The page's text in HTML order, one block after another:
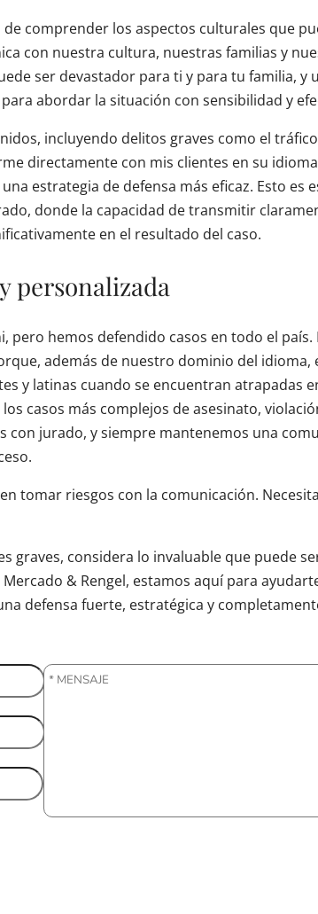
comprender los aspectos culturales que
con nuestra cultura, nuestras familias y
ser devastador para ti y para tu familia, y
abordar la situación con sensibilidad y
incluyendo delitos graves como el
directamente con mis clientes en su
estrategia de defensa más eficaz. Esto es
donde la capacidad de transmitir
en el resultado del caso.
personalizada
pero hemos defendido casos en todo el
además de nuestro dominio del idioma,
y latinas cuando se encuentran atrapadas
casos más complejos de asesinato,
jurado, y siempre mantenemos una
tomar riesgos con la comunicación.
graves, considera lo invaluable que puede
& Rengel, estamos aquí para
defensa fuerte, estratégica y